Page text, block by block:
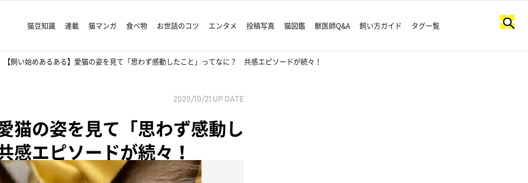
猫豆知識 連載 猫マンガ 食べ物 お世話のコツ エンタメ 投稿写真 猫図鑑 獣医師Q&A 飼い方ガイド タグ一覧
【飼い始めあるある】愛猫の姿を見て「思わず感動したこと」ってなに？ 共感エピソードが続々！
2020/10/21 UP DATE
猫の姿を見て「思わず感動し
エピソードが続々！